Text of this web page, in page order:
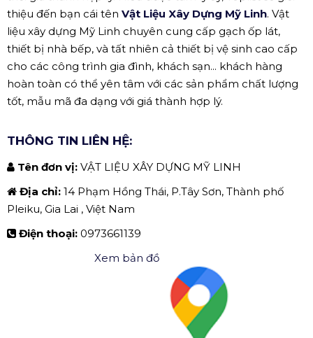
thiệu đến bạn cái tên Vật Liệu Xây Dựng Mỹ Linh. Vật
liệu xây dựng Mỹ Linh chuyên cung cấp gạch ốp lát,
thiết bị nhà bếp, và tất nhiên cả thiết bị vệ sinh cao cấp
cho các công trình gia đình, khách sạn... khách hàng
hoàn toàn có thể yên tâm với các sản phẩm chất lượng
tốt, mẫu mã đa dạng với giá thành hợp lý.
THÔNG TIN LIÊN HỆ:
Tên đơn vị: VẬT LIỆU XÂY DỰNG MỸ LINH
Địa chỉ: 14 Phạm Hồng Thái, P.Tây Sơn, Thành phố
Pleiku, Gia Lai , Việt Nam
Điện thoại: 0973661139
Xem bản đồ